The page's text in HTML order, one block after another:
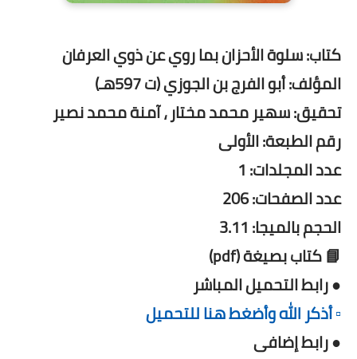
كتاب: سلوة الأحزان بما روي عن ذوي العرفان
المؤلف: أبو الفرج بن الجوزي (ت 597هـ)
تحقيق: سهير محمد مختار ، آمنة محمد نصير
رقم الطبعة: الأولى
عدد المجلدات: 1
عدد الصفحات: 206
الحجم بالميجا: 3.11
📘 كتاب بصيغة (pdf)
● رابط التحميل المباشر
▫️ أذكر الله وأضغط هنا للتحميل
● رابط إضافى